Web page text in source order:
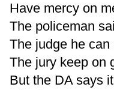
Have mercy on
The policeman
The judge he can
The jury keep on
But the DA says